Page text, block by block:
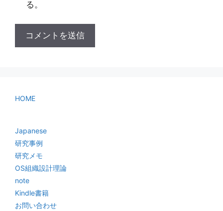
る。
HOME
Japanese
研究事例
研究メモ
OS組織設計理論
note
Kindle書籍
お問い合わせ